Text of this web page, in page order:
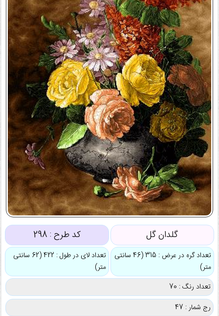
گلدان گل کد طرح : 298
تعداد گره در عرض : 315 (46 سانتی
متر)
تعداد لای در طول : 422 (62 سانتی
متر)
تعداد رنگ : 70
رج شمار : 47